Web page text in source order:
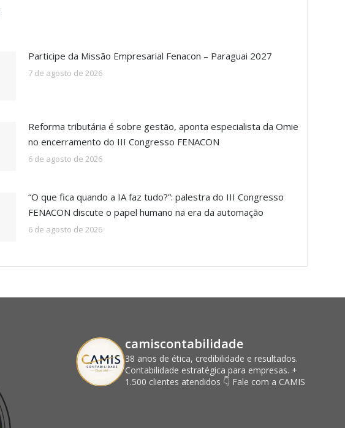
Participe da Missão Empresarial Fenacon – Paraguai 2027
7 de agosto de 2026
Reforma tributária é sobre gestão, aponta especialista da Omie
no encerramento do III Congresso FENACON
6 de agosto de 2026
“O que fica quando a IA faz tudo?”: palestra do III Congresso
FENACON discute o papel humano na era da automação
6 de agosto de 2026
camiscontabilidade
38 anos de ética, credibilidade e resultados.
Contabilidade estratégica para empresas. +
1.500 clientes atendidos 👇 Fale com a CAMIS